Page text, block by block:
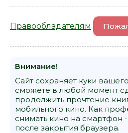
Правообладателям
Внимание!
Сайт сохраняет куки
сможете в любой момент
продолжить прочтение
мобильного кино. Как
снимать кино на смартфон
после закрытия браузера.